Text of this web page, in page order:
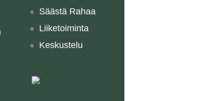
Säästä Rahaa
Liiketoiminta
Keskustelu